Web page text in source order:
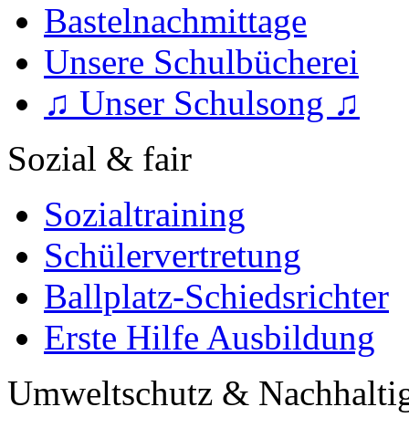
Bastelnachmittage
Unsere Schulbücherei
♫ Unser Schulsong ♫
Sozial & fair
Sozialtraining
Schülervertretung
Ballplatz-Schiedsrichter
Erste Hilfe Ausbildung
Umweltschutz &